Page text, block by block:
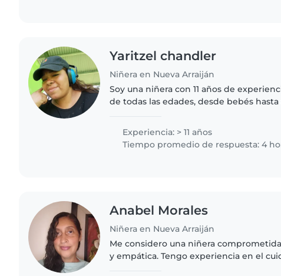
Yaritzel chandler
Niñera en Nueva Arraiján
Soy una niñera con 11 años de
de todas las edades, desde bebés
Tengo habilidades..
Experiencia: > 11 años
Tiempo promedio de respuesta: 4
Anabel Morales
Niñera en Nueva Arraiján
Me considero una niñera
y empática. Tengo experiencia en el